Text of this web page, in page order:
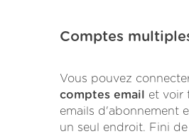
Comptes
Vous pouvez
comptes email
et voir
emails d'abonnement
un seul endroit. Fini